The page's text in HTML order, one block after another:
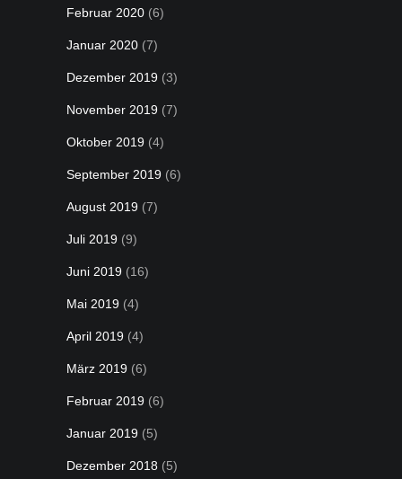
Februar 2020 (6)
Januar 2020 (7)
Dezember 2019 (3)
November 2019 (7)
Oktober 2019 (4)
September 2019 (6)
August 2019 (7)
Juli 2019 (9)
Juni 2019 (16)
Mai 2019 (4)
April 2019 (4)
März 2019 (6)
Februar 2019 (6)
Januar 2019 (5)
Dezember 2018 (5)